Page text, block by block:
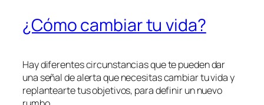
¿Cómo cambiar tu vida?
Hay diferentes circunstancias que te pueden dar
una señal de alerta que necesitas cambiar tu vida y
replantearte tus objetivos, para definir un nuevo